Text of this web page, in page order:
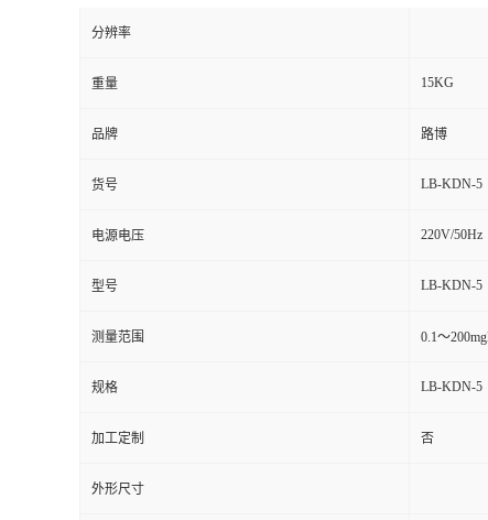
分辨率
重量 15KG
品牌 路博
货号 LB-KDN-5
电源电压 220V/50Hz
型号 LB-KDN-5
测量范围 0.1～
规格 LB-KDN-5
加工定制 否
外形尺寸